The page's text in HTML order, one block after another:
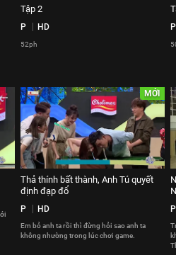
Tập 2
P HD
52ph
P
MỚI
Thả thính bất thành, Anh Tú quyết
định đạp đổ
P HD
Em bỏ anh ta rồi thì đừng hỏi sao anh ta
không nhường trong lúc chơi game.
P